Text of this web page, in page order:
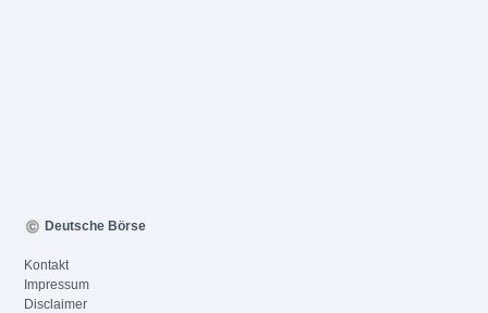
Deutsche Börse
Kontakt
Impressum
Disclaimer